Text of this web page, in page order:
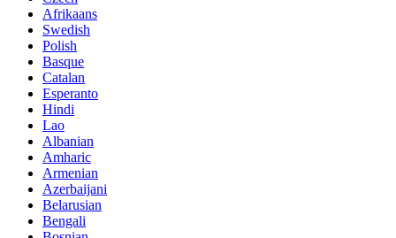
Afrikaans
Swedish
Polish
Basque
Catalan
Esperanto
Hindi
Lao
Albanian
Amharic
Armenian
Azerbaijani
Belarusian
Bengali